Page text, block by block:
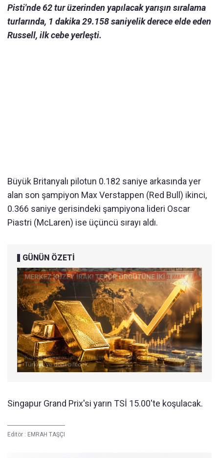
Pisti'nde 62 tur üzerinden yapılacak yarışın sıralama
turlarında, 1 dakika 29.158 saniyelik derece elde eden
Russell, ilk cebe yerleşti.
Büyük Britanyalı pilotun 0.182 saniye arkasında yer
alan son şampiyon Max Verstappen (Red Bull) ikinci,
0.366 saniye gerisindeki şampiyona lideri Oscar
Piastri (McLaren) ise üçüncü sırayı aldı.
GÜNÜN ÖZETİ
Singapur Grand Prix'si yarın TSİ 15.00'te koşulacak.
Editör : EMRAH TAŞÇI